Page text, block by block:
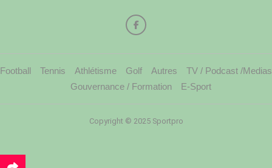
Football Tennis Athlétisme Golf Autres
TV / Podcast /Medias
Gouvernance / Formation
E-Sport
Copyright © 2025 Sportpro